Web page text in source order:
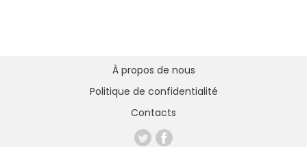
À propos de nous
Politique de confidentialité
Contacts